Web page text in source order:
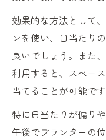
効果的な方法として
ンを使い、日当たり
良いでしょう。また
利用すると、スペー
当てることが可能です
特に日当たりが偏り
午後でプランターの